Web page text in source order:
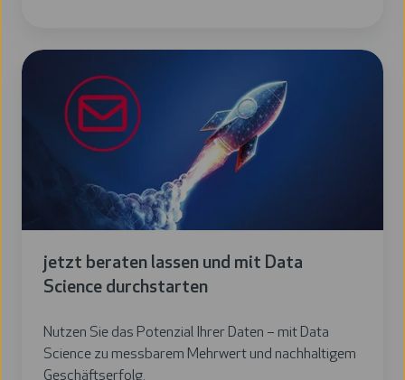
jetzt
beraten
jetzt beraten lassen und mit Data
Science durchstarten
Nutzen Sie das Potenzial Ihrer Daten – mit Data
Science zu messbarem Mehrwert und nachhaltigem
Geschäftserfolg.